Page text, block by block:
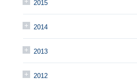
2015
2014
2013
2012